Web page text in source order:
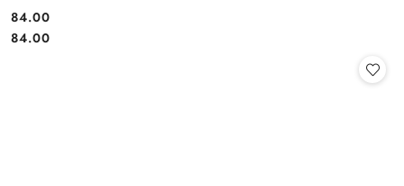
Cena:
84.00
Cena:
84.00